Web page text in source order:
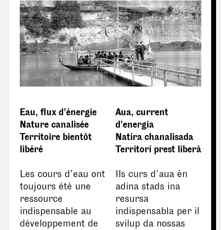
Eau, flux d’énergie
Nature canalisée
Territoire bientôt
libéré
Les cours d’eau ont
toujours été une
ressource
indispensable au
développement de
Aua, current
d’energia
Natira chanalisada
Territori prest liberà
Ils curs d’aua èn
adina stads ina
resursa
indispensabla per il
svilup da nossas